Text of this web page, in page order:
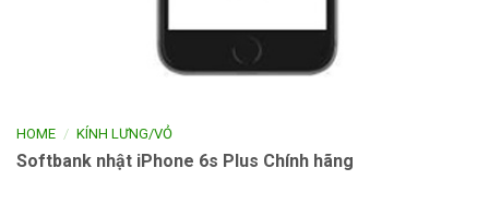
HOME / KÍNH LƯNG/VỎ
Softbank nhật iPhone 6s Plus Chính hãng